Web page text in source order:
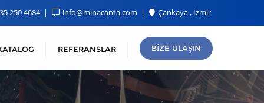
250 4684 info@minacanta.com Çankaya , İzmir
REFERANSLAR BIZE ULAŞIN